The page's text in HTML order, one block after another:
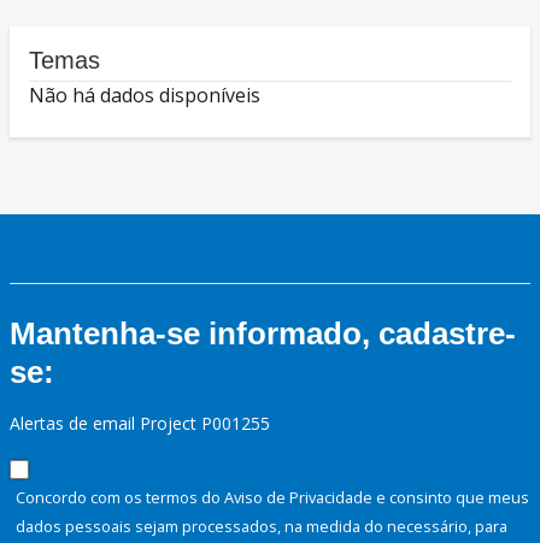
Temas
Não há dados disponíveis
Mantenha-se informado, cadastre-
se:
Alertas de email Project P001255
Concordo com os termos do Aviso de Privacidade e consinto que meus
dados pessoais sejam processados, na medida do necessário, para